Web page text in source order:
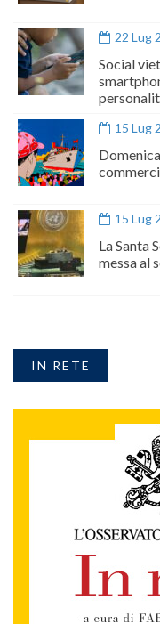
22 Lug
Social
15 Lug
15 Lug
La Santa
messa al
IN RETE